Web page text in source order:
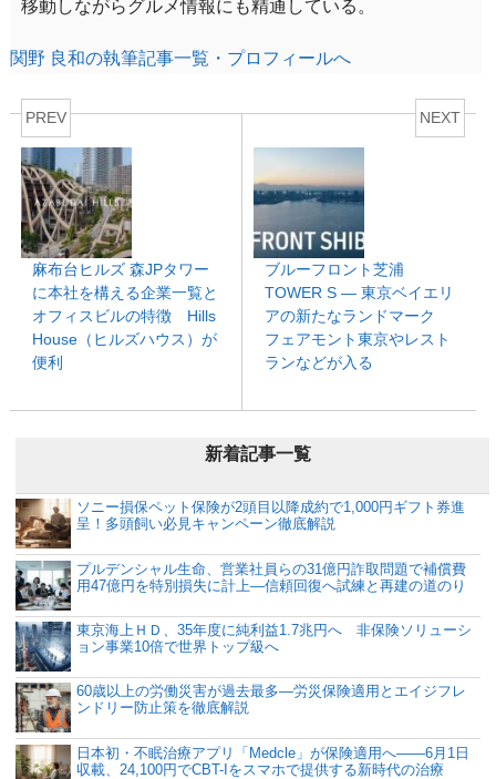
移動しながらグルメ情報にも精通している。
関野 良和の執筆記事一覧・プロフィールへ
PREV
麻布台ヒルズ 森JPタワー
に本社を構える企業一覧と
オフィスビルの特徴 Hills
House（ヒルズハウス）が
便利
NEXT
ブルーフロント芝浦
TOWER S ― 東京ベイエリ
アの新たなランドマーク
フェアモント東京やレスト
ランなどが入る
新着記事一覧
ソニー損保ペット保険が2頭目以降成約で1,000円ギフト券進
呈！多頭飼い必見キャンペーン徹底解説
プルデンシャル生命、営業社員らの31億円詐取問題で補償費
用47億円を特別損失に計上―信頼回復へ試練と再建の道のり
東京海上ＨＤ、35年度に純利益1.7兆円へ 非保険ソリューシ
ョン事業10倍で世界トップ級へ
60歳以上の労働災害が過去最多―労災保険適用とエイジフレ
ンドリー防止策を徹底解説
日本初・不眠治療アプリ「Medcle」が保険適用へ――6月1日
収載、24,100円でCBT-Iをスマホで提供する新時代の治療